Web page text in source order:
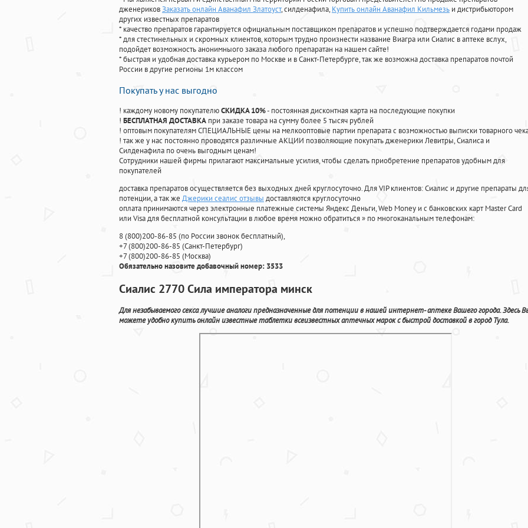
дженериковЗаказать онлайн Аванафил Златоуст, силденафила, Купить онлайн Аванафил Кильмезь и дистрибьютором
других известных препаратов
* качество препаратов гарантируется официальным поставщиком препаратов и успешно подтверждается годами продаж
* для стестинельных и скромных клиентов, которым трудно произнести название Виагра или Сиалис в аптеке вслух,
подойдет возможность анонимныого заказа любого препаратан на нашем сайте!
* быстрая и удобная доставка курьером по Москве и в Санкт-Петербурге, так же возможна доставка препаратов почтой
России в другие регионы 1м классом
Покупать у нас выгодно
! каждому новому покупателюСКИДКА 10%- постоянная дисконтная карта на последующие покупки
! БЕСПЛАТНАЯ ДОСТАВКА при заказе товара на сумму более 5 тысяч рублей
! оптовым покупателям СПЕЦИАЛЬНЫЕ цены на мелкооптовые партии препарата с возможностью выписки товарного
! так же у нас постоянно проводятся различные АКЦИИ позволяющие покупать дженерики Левитры, Сиалиса и
Силденафила по очень выгодным ценам!
Cотрудники нашей фирмы прилагают максимальные усилия, чтобы сделать приобретение препаратов удобным для
покупателей
доставка препаратов осуществляется без выходных дней круглосуточно. Для VIP клиентов: Сиалис и другие препараты
потенции, а так же Джерики сеалис отзывы доставляются круглосуточно
оплата принимаются через электронные платежные системы Яндекс Деньги, Web Money и с банковских карт Master Card
или Visa для бесплатной консультации в любое время можно обратиться» по многоканальным телефонам:
8(800)200-86-85 (по России звонок бесплатный),
+7(800)200-86-85 (Санкт-Петербург)
+7(800)200-86-85 (Москва)
Обязательно назовите добавочный номер: 3533
Сиалис 2770 Сила императора минск
Для незабываемого секса лучшие аналоги предназначенные для потенции в нашей интернет- аптеке Вашего города. Здесь
можете удобно купить онлайн известные таблетки всеизвестных аптечных марок с быстрой доставкой в город Тула.